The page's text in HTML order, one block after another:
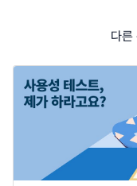
다른